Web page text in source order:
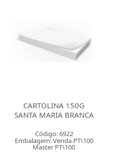
CARTOLINA 150G
SANTA MARIA BRANCA
Código: 6922
Embalagem: Venda PT\100
Master PT\100